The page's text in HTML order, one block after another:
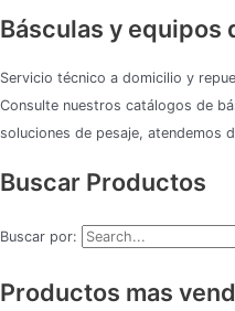
Básculas y equipos
Servicio técnico a domicilio y
Consulte nuestros catálogos de
soluciones de pesaje, atendemos
Buscar Productos
Buscar por:
Productos mas